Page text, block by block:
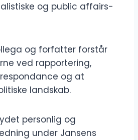
og public affairs-
og forfatter forstår
ved rapportering,
og at
landskab.
personlig og
under Jansens